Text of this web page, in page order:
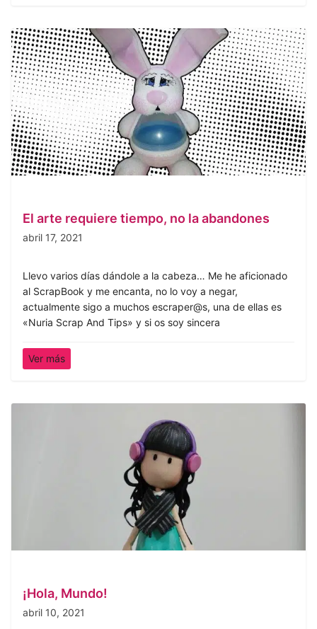
El arte requiere tiempo, no la abandones
abril 17, 2021
Llevo varios días dándole a la cabeza… Me he aficionado
al ScrapBook y me encanta, no lo voy a negar,
actualmente sigo a muchos escraper@s, una de ellas es
«Nuria Scrap And Tips» y si os soy sincera
Ver más
¡Hola, Mundo!
abril 10, 2021